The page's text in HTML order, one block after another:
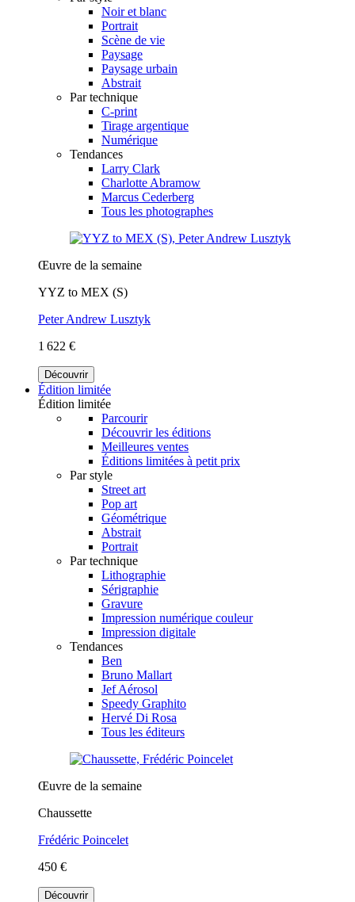
Noir et blanc
Portrait
Scène de vie
Paysage
Paysage urbain
Abstrait
Par technique
C-print
Tirage argentique
Numérique
Tendances
Larry Clark
Charlotte Abramow
Marcus Cederberg
Tous les photographes
Œuvre de la semaine
YYZ to MEX (S)
Peter Andrew Lusztyk
1 622 €
Découvrir
Édition limitée
Édition limitée
Parcourir
Découvrir les éditions
Meilleures ventes
Éditions limitées à petit prix
Par style
Street art
Pop art
Géométrique
Abstrait
Portrait
Par technique
Lithographie
Sérigraphie
Gravure
Impression numérique couleur
Impression digitale
Tendances
Ben
Bruno Mallart
Jef Aérosol
Speedy Graphito
Hervé Di Rosa
Tous les éditeurs
Œuvre de la semaine
Chaussette
Frédéric Poincelet
450 €
Découvrir